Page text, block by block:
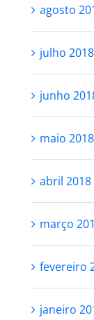
agosto
julho 2018
junho
maio 2018
abril 2018
março
fevereiro
janeiro